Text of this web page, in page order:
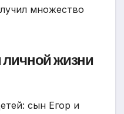
множество
личной жизни
сын Егор и